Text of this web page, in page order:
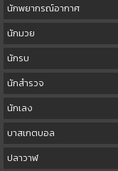
นักพยากรณ์อากาศ
นักมวย
นักรบ
นักสำรวจ
นักเลง
บาสเกตบอล
ปลาวาฬ